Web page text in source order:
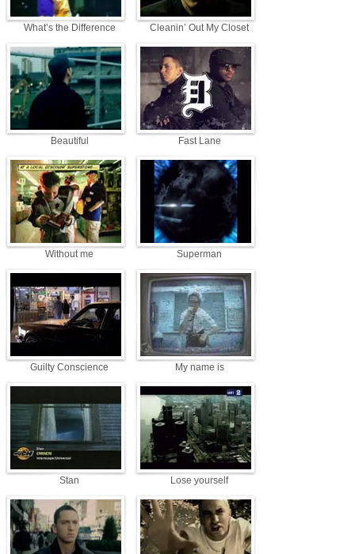
What’s the Difference Cleanin’ Out My Closet
Beautiful Fast Lane
Without me Superman
Guilty Conscience My name is
Stan Lose yourself